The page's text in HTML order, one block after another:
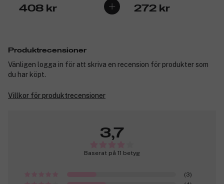
408 kr 272 kr
Produktrecensioner
Vänligen logga in för att skriva en recension för produkter som
du har köpt.
Villkor för produktrecensioner
3,7
Baserat på 11 betyg
(3)